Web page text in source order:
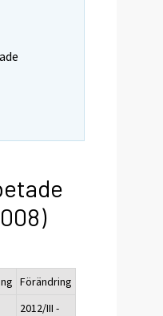
Förändring
2012/III -